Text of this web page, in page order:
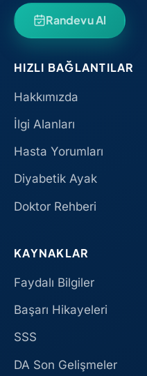
Randevu Al
HIZLI BAĞLANTILAR
Hakkımızda
İlgi Alanları
Hasta Yorumları
Diyabetik Ayak
Doktor Rehberi
KAYNAKLAR
Faydalı Bilgiler
Başarı Hikayeleri
SSS
DA Son Gelişmeler